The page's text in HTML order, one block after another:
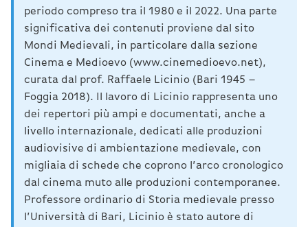
periodo compreso tra il 1980 e il 2022. Una parte
significativa dei contenuti proviene dal sito
Mondi Medievali, in particolare dalla sezione
Cinema e Medioevo (www.cinemedioevo.net),
curata dal prof. Raffaele Licinio (Bari 1945 –
Foggia 2018). Il lavoro di Licinio rappresenta uno
dei repertori più ampi e documentati, anche a
livello internazionale, dedicati alle produzioni
audiovisive di ambientazione medievale, con
migliaia di schede che coprono l’arco cronologico
dal cinema muto alle produzioni contemporanee.
Professore ordinario di Storia medievale presso
l’Università di Bari, Licinio è stato autore di